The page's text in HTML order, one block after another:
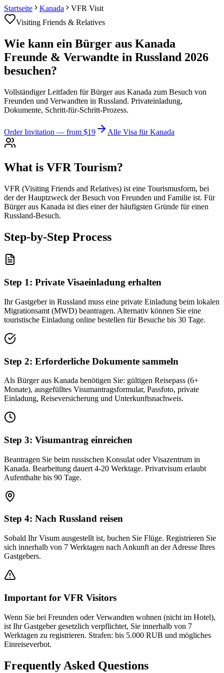
Startseite Kanada
VFR Visit
Visiting Friends & Relatives
Wie kann ein Bürger aus Kanada
Freunde & Verwandte in Russland 2026
besuchen?
Vollständiger Leitfaden für Bürger aus Kanada zum Besuch von
Freunden und Verwandten in Russland. Privateinladung,
Dokumente, Schritt-für-Schritt-Prozess.
Order Invitation — from $19 Alle Visa für Kanada
What is VFR Tourism?
VFR (Visiting Friends and Relatives) ist eine Tourismusform, bei
der der Hauptzweck der Besuch von Freunden und Familie ist. Für
Bürger aus Kanada ist dies einer der häufigsten Gründe für einen
Russland-Besuch.
Step-by-Step Process
Step 1: Private Visaeinladung erhalten
Ihr Gastgeber in Russland muss eine private Einladung beim lokalen
Migrationsamt (MWD) beantragen. Alternativ können Sie eine
touristische Einladung online bestellen für Besuche bis 30 Tage.
Step 2: Erforderliche Dokumente sammeln
Als Bürger aus Kanada benötigen Sie: gültigen Reisepass (6+
Monate), ausgefülltes Visumantragsformular, Passfoto, private
Einladung, Reiseversicherung und Unterkunftsnachweis.
Step 3: Visumantrag einreichen
Beantragen Sie beim russischen Konsulat oder Visazentrum in
Kanada. Bearbeitung dauert 4-20 Werktage. Privatvisum erlaubt
Aufenthalte bis 90 Tage.
Step 4: Nach Russland reisen
Sobald Ihr Visum ausgestellt ist, buchen Sie Flüge. Registrieren Sie
sich innerhalb von 7 Werktagen nach Ankunft an der Adresse Ihres
Gastgebers.
Important for VFR Visitors
Wenn Sie bei Freunden oder Verwandten wohnen (nicht im Hotel),
ist Ihr Gastgeber gesetzlich verpflichtet, Sie innerhalb von 7
Werktagen zu registrieren. Strafen: bis 5.000 RUB und mögliches
Einreiseverbot.
Frequently Asked Questions